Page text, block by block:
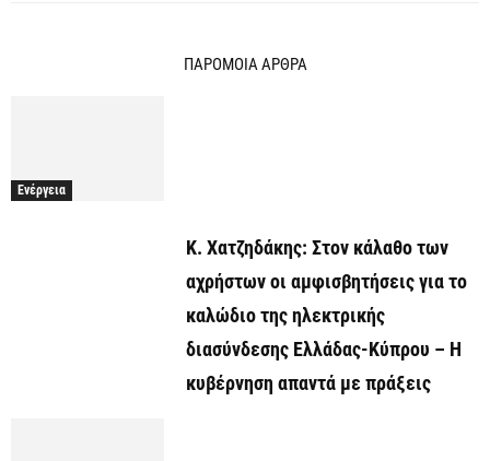
ΠΑΡΟΜΟΙΑ ΑΡΘΡΑ
Ενέργεια
Κ. Χατζηδάκης: Στον κάλαθο των
αχρήστων οι αμφισβητήσεις για το
καλώδιο της ηλεκτρικής
διασύνδεσης Ελλάδας-Κύπρου – Η
κυβέρνηση απαντά με πράξεις